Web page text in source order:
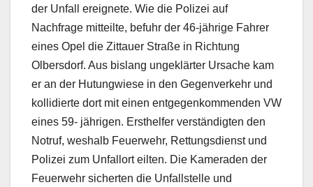
der Unfall ereignete. Wie die Polizei auf
Nachfrage mitteilte, befuhr der 46-jährige Fahrer
eines Opel die Zittauer Straße in Richtung
Olbersdorf. Aus bislang ungeklärter Ursache kam
er an der Hutungwiese in den Gegenverkehr und
kollidierte dort mit einen entgegenkommenden VW
eines 59- jährigen. Ersthelfer verständigten den
Notruf, weshalb Feuerwehr, Rettungsdienst und
Polizei zum Unfallort eilten. Die Kameraden der
Feuerwehr sicherten die Unfallstelle und